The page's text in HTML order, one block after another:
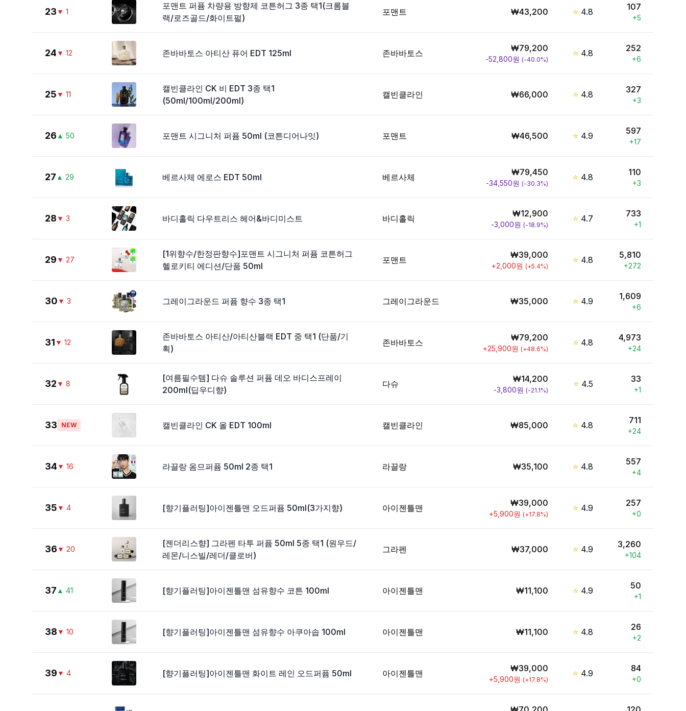
23 ▼ 1
포맨트 퍼퓸 차량용 방향제 코튼허그 3종 택1(크롬블
랙/로즈골드/화이트펄)
포맨트 ₩43,200 ⭐ 4.8 107
+5
24 ▼ 12 존바바토스 아티산 퓨어 EDT 125ml 존바바토스 ₩79,200
-52,800원 (-40.0%)
⭐ 4.8 252
+6
25 ▼ 11
캘빈클라인 CK 비 EDT 3종 택1
(50ml/100ml/200ml)
캘빈클라인 ₩66,000 ⭐ 4.8 327
+3
26 ▲ 50 포맨트 시그니처 퍼퓸 50ml (코튼디어나잇) 포맨트 ₩46,500 ⭐ 4.9 597
+17
27 ▲ 29 베르사체 에로스 EDT 50ml 베르사체 ₩79,450
-34,550원 (-30.3%)
⭐ 4.8 110
+3
28 ▼ 3 바디홀릭 다우트리스 헤어&바디미스트 바디홀릭 ₩12,900
-3,000원 (-18.9%)
⭐ 4.7 733
+1
29 ▼ 27
[1위향수/한정판향수]포맨트 시그니처 퍼퓸 코튼허그
헬로키티 에디션/단품 50ml
포맨트 ₩39,000
+2,000원 (+5.4%)
⭐ 4.8 5,810
+272
30 ▼ 3 그레이그라운드 퍼퓸 향수 3종 택1 그레이그라운드 ₩35,000 ⭐ 4.9 1,609
+6
31 ▼ 12
존바바토스 아티산/아티산블랙 EDT 중 택1 (단품/기
획)
존바바토스 ₩79,200
+25,900원 (+48.6%)
⭐ 4.8 4,973
+24
32 ▼ 8
[여름필수템] 다슈 솔루션 퍼퓸 데오 바디스프레이
200ml(딥우디향)
다슈 ₩14,200
-3,800원 (-21.1%)
⭐ 4.5 33
+1
33 NEW 캘빈클라인 CK 올 EDT 100ml 캘빈클라인 ₩85,000 ⭐ 4.8 711
+24
34 ▼ 16 라끌랑 옴므퍼퓸 50ml 2종 택1 라끌랑 ₩35,100 ⭐ 4.8 557
+4
35 ▼ 4 [향기플러팅]아이젠틀맨 오드퍼퓸 50ml(3가지향) 아이젠틀맨 ₩39,000
+5,900원 (+17.8%)
⭐ 4.9 257
+0
36 ▼ 20
[젠더리스향] 그라펜 타투 퍼퓸 50ml 5종 택1 (원우드/
레몬/니스빌/레더/클로버)
그라펜 ₩37,000 ⭐ 4.9 3,260
+104
37 ▲ 41 [향기플러팅]아이젠틀맨 섬유향수 코튼 100ml 아이젠틀맨 ₩11,100 ⭐ 4.9 50
+1
38 ▼ 10 [향기플러팅]아이젠틀맨 섬유향수 아쿠아솝 100ml 아이젠틀맨 ₩11,100 ⭐ 4.8 26
+2
39 ▼ 4 [향기플러팅]아이젠틀맨 화이트 레인 오드퍼퓸 50ml 아이젠틀맨 ₩39,000
+5,900원 (+17.8%)
⭐ 4.9 84
+0